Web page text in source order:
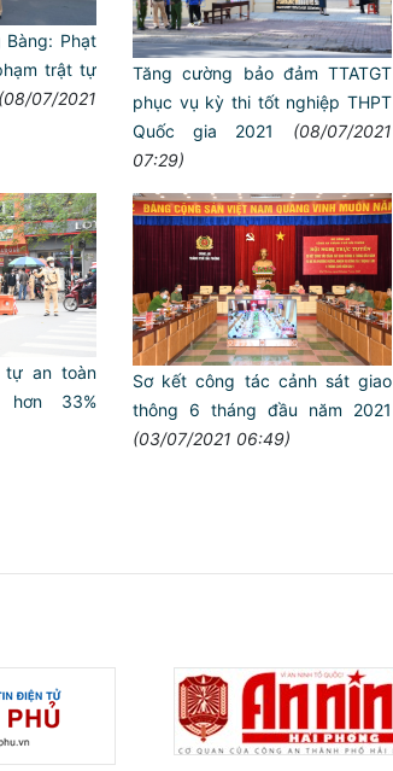
Bàng: Phạt
trật tự
(08/07/2021
Tăng cường bảo đảm TTATGT
phục vụ kỳ thi tốt nghiệp THPT
Quốc gia 2021
(08/07/2021
07:29)
an toàn
33%
Sơ kết công tác cảnh sát giao
thông 6 tháng đầu năm 2021
(03/07/2021 06:49)